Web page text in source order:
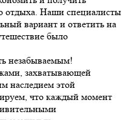
отдыха. Наши специалисты
вариант и ответить на
было
незабываемым!
захватывающей
наследием этой
что каждый момент